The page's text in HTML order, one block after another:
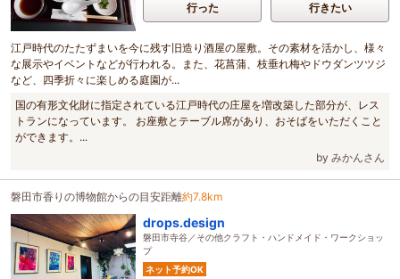
行った 行きたい
江戸時代のたたずまいを今に残す旧造り酒屋の屋敷。その素材を活かし、様々
な展示やイベントなどが行われる。また、花菖蒲、枝垂れ梅やドウダンツツジ
など、四季折々に楽しめる庭園が...
国の有形文化財に指定されている江戸時代の庄屋を増改築した部分が、レス
トランになっています。 お座敷とテーブル席があり、おそばをいただくこと
ができます。...
by みかんさん
磐田市香りの博物館からの目安距離約7.8km
drops.design
磐田市寺谷／その他クラフト・ハンドメイド・ワークショッ
プ
ネット予約OK